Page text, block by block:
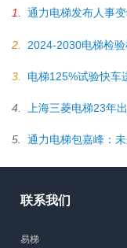
1.
通力电梯发布人事
2. 2024-2030电梯检
3. 电梯125%试验快车
4. 上海三菱电梯23年
5. 通力电梯包嘉峰：
联系我们
易梯